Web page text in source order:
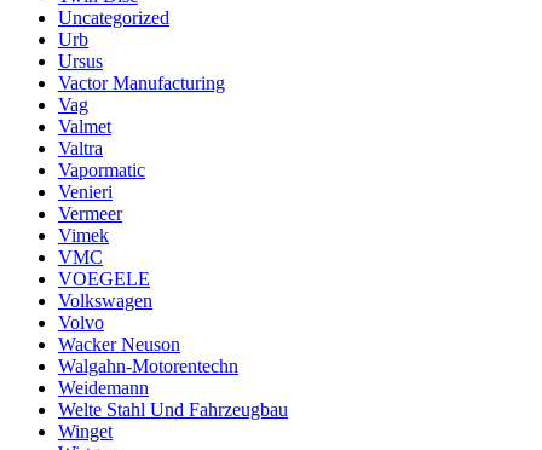
Uncategorized
Urb
Ursus
Vactor Manufacturing
Vag
Valmet
Valtra
Vapormatic
Venieri
Vermeer
Vimek
VMC
VOEGELE
Volkswagen
Volvo
Wacker Neuson
Walgahn-Motorentechn
Weidemann
Welte Stahl Und Fahrzeugbau
Winget